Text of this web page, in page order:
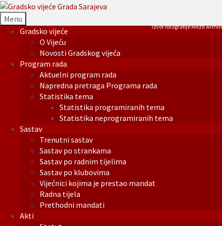
Menu
Gradsko vijeće
O Vijeću
Novosti Gradskog vijeća
Program rada
Aktuelni program rada
Napredna pretraga Programa rada
Statistika tema
Statistika programiranih tema
Statistika neprogramiranih tema
Sastav
Trenutni sastav
Sastav po strankama
Sastav po radnim tijelima
Sastav po klubovima
Vijećnici kojima je prestao mandat
Radna tijela
Prethodni mandati
Akti
Izvor fotografije Mezit Armin